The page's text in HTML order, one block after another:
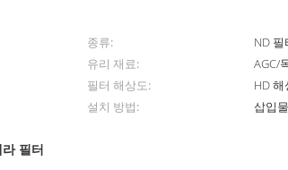
종류:
ND 필
유리 재료:
AGC/
필터 해상도:
HD
설치 방법:
삽입
필터